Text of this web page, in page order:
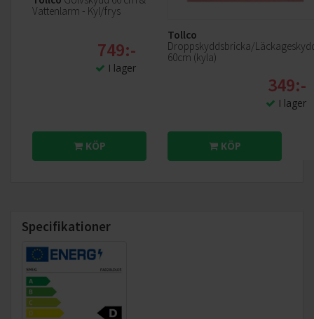
Vattenlarm - Kyl/frys
749:-
I lager
KÖP
Tollco
Droppskyddsbricka/
60cm (kyla)
349:-
I lager
KÖP
Specifikationer